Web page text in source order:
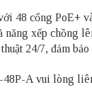
48 cổng PoE+
năng xếp chồng
24/7, đảm
A vui lòng